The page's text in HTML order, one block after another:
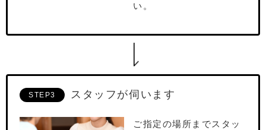
い。
STEP3 スタッフが伺います
ご指定の場所までスタッ